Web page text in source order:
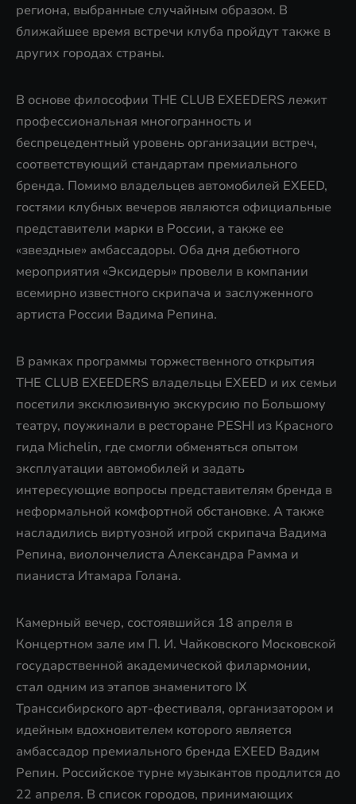
региона, выбранные случайным образом. В
ближайшее время встречи клуба пройдут также в
других городах страны.
В основе философии THE CLUB EXEEDERS лежит
профессиональная многогранность и
беспрецедентный уровень организации встреч,
соответствующий стандартам премиального
бренда. Помимо владельцев автомобилей EXEED,
гостями клубных вечеров являются официальные
представители марки в России, а также ее
«звездные» амбассадоры. Оба дня дебютного
мероприятия «Эксидеры» провели в компании
всемирно известного скрипача и заслуженного
артиста России Вадима Репина.
В рамках программы торжественного открытия
THE CLUB EXEEDERS владельцы EXEED и их семьи
посетили эксклюзивную экскурсию по Большому
театру, поужинали в ресторане PESHI из Красного
гида Michelin, где смогли обменяться опытом
эксплуатации автомобилей и задать
интересующие вопросы представителям бренда в
неформальной комфортной обстановке. А также
насладились виртуозной игрой скрипача Вадима
Репина, виолончелиста Александра Рамма и
пианиста Итамара Голана.
Камерный вечер, состоявшийся 18 апреля в
Концертном зале им П. И. Чайковского Московской
государственной академической филармонии,
стал одним из этапов знаменитого IX
Транссибирского арт-фестиваля, организатором и
идейным вдохновителем которого является
амбассадор премиального бренда EXEED Вадим
Репин. Российское турне музыкантов продлится до
22 апреля. В список городов, принимающих